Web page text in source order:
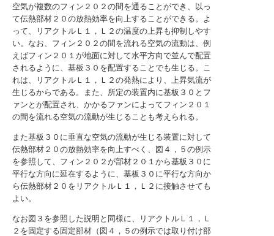
空気が複数のフィン２０２の間を通ることができ、以っ
て伝熱部材２０の放熱効率を向上することができる。よ
って、リアクトルＬ１，Ｌ２の温度の上昇も抑制しやす
い。なお、フィン２０２の間を流れる空気の流動は、例
えばフィン２０１が地面に対して水平方向で並んで配置
されるように、基板３０を配置することでも生じる。こ
れは、リアクトルＬ１，Ｌ２の発熱により、上昇気流が
生じるからである。また、所定の装置内に基板３０とフ
ァンとが配置され、かかるファンによってフィン２０１
の間を流れる空気の流動が生じることも考えられる。
また基板３０に垂直な空気の流動が生じる装置に対して
伝熱部材２０の放熱効率を向上すべく、図４，５の例示
を参照して、フィン２０２が部材２０１から基板３０に
平行な方向に延在するように、基板３０に平行な方向か
ら伝熱部材２０をリアクトルＬ１，Ｌ２に接触させても
よい。
なお図３を参照した説明と同様に、リアクトルＬ１，Ｌ
２を固定する固定部材（図４，５の例示では取り付け部